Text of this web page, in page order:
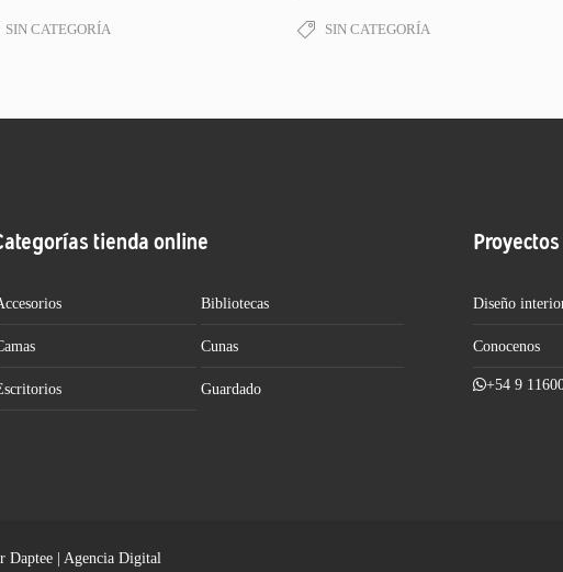
SIN CATEGORÍA SIN CATEGORÍA
tienda online
Bibliotecas
Cunas
Guardado
Diseño
Conocenos
+54 9
Daptee | Agencia Digital